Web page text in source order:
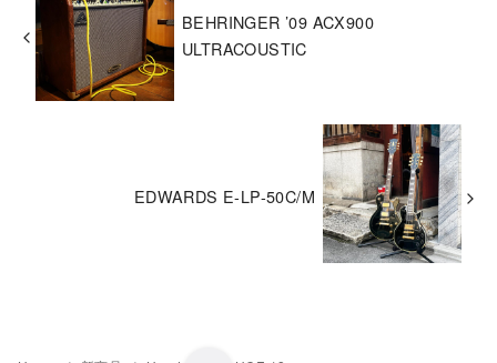
BEHRINGER ’09 ACX900
ULTRACOUSTIC
EDWARDS E-LP-50C/M